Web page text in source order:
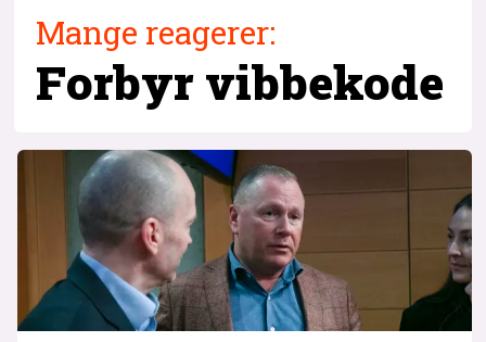
Mange reagerer:
Forbyr vibbekode